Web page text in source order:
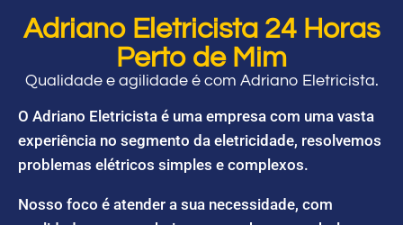
Adriano Eletricista 24 Horas
Perto de Mim
Qualidade e agilidade é com Adriano Eletricista.
O Adriano Eletricista é uma empresa com uma vasta
experiência no segmento da eletricidade, resolvemos
problemas elétricos simples e complexos.
Nosso foco é atender a sua necessidade, com